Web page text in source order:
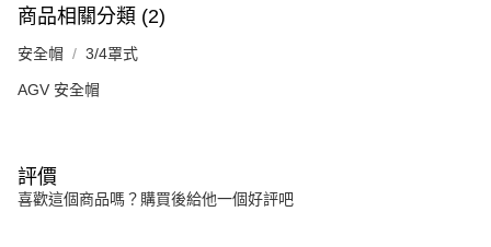
商品相關分類 (2)
安全帽 3/4罩式
AGV 安全帽
評價
喜歡這個商品嗎？購買後給他一個好評吧